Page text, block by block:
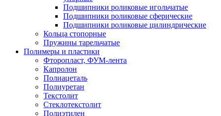
Подшипники роликовые игольчатые
Подшипники роликовые сферические
Подшипники роликовые цилиндрические
Кольца стопорные
Пружины тарельчатые
Полимеры и пластики
Фторопласт, ФУМ-лента
Капролон
Полиацеталь
Полиуретан
Текстолит
Стеклотекстолит
Полиэтилен